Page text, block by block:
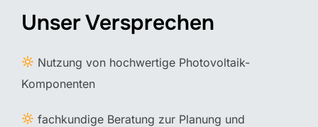
Unser Versprechen
Nutzung von hochwertige Photovoltaik-
Komponenten
fachkundige Beratung zur Planung und